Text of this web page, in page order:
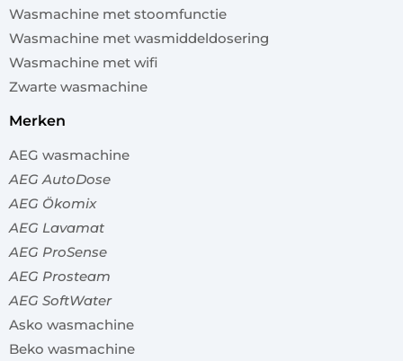
Wasmachine met stoomfunctie
Wasmachine met wasmiddeldosering
Wasmachine met wifi
Zwarte wasmachine
merken
AEG wasmachine
AEG AutoDose
AEG Ökomix
AEG Lavamat
AEG ProSense
AEG Prosteam
AEG SoftWater
Asko wasmachine
Beko wasmachine